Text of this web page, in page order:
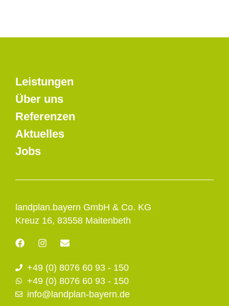
landplan.bayern GmbH & Co. KG
Kreuz 16, 83558 Maitenbeth
F
a
e
b
o
o
I
n
t
a
g
r
E
e
l
o
p
+49 (0) 8076 60 93 - 150
+49 (0) 8076 60 93 - 150
info@landplan-bayern.de
Leistungen
Über uns
Referenzen
Aktuelles
Jobs